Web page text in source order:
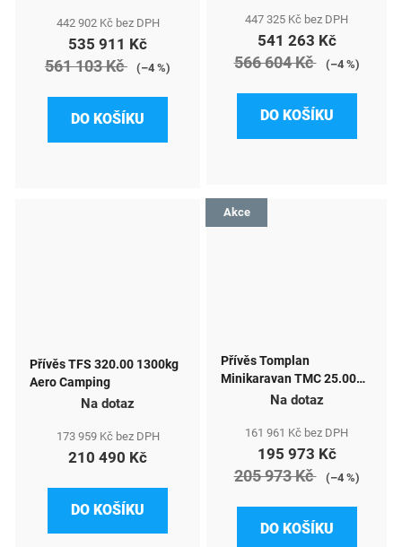
442 902 Kč bez DPH
535 911 Kč
561 103 Kč (–4 %)
DO KOŠÍKU
447 325 Kč bez DPH
541 263 Kč
566 604 Kč (–4 %)
DO KOŠÍKU
Přívěs TFS 320.00 1300kg
Aero Camping
Na dotaz
173 959 Kč bez DPH
210 490 Kč
DO KOŠÍKU
Akce
Přívěs Tomplan
Minikaravan TMC 25.00
750kg BasicNa dotaz
161 961 Kč bez DPH
195 973 Kč
205 973 Kč (–4 %)
DO KOŠÍKU